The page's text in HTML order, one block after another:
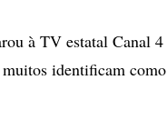
à TV estatal Canal 4
identificam como